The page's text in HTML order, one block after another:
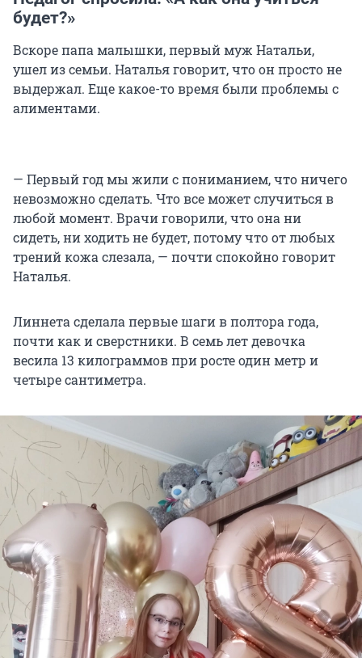
будет?»
Вскоре папа малышки, первый муж Натальи,
ушел из семьи. Наталья говорит, что он просто не
выдержал. Еще какое-то время были проблемы с
алиментами.
— Первый год мы жили с пониманием, что ничего
невозможно сделать. Что все может случиться в
любой момент. Врачи говорили, что она ни
сидеть, ни ходить не будет, потому что от любых
трений кожа слезала, — почти спокойно говорит
Наталья.
Линнета сделала первые шаги в полтора года,
почти как и сверстники. В семь лет девочка
весила 13 килограммов при росте один метр и
четыре сантиметра.